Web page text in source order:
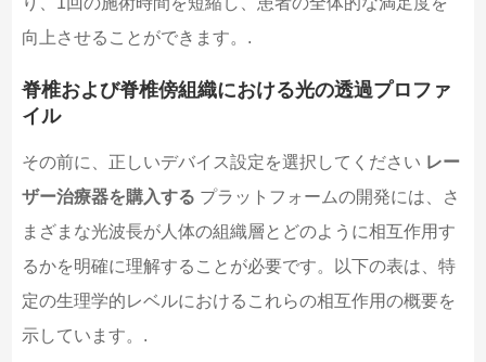
向上させることができます。.
脊椎および脊椎傍組織における光の透過プロファ
イル
その前に、正しいデバイス設定を選択してください レー
ザー治療器を購入する プラットフォームの開発には、さ
まざまな光波長が人体の組織層とどのように相互作用す
るかを明確に理解することが必要です。以下の表は、特
定の生理学的レベルにおけるこれらの相互作用の概要を
示しています。.